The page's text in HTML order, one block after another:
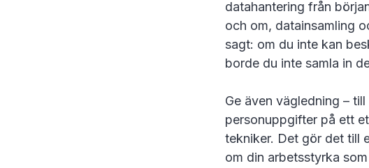
datahantering från
och om, datainsamling
sagt: om du inte kan
borde du inte samla in
Ge även vägledning –
personuppgifter på ett
tekniker. Det gör det till
om din arbetsstyrka